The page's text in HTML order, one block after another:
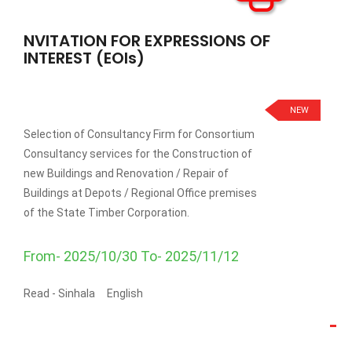
NVITATION FOR EXPRESSIONS OF
INTEREST (EOIs)
NEW
Selection of Consultancy Firm for Consortium
Consultancy services for the Construction of
new Buildings and Renovation / Repair of
Buildings at Depots / Regional Office premises
of the State Timber Corporation.
From- 2025/10/30 To- 2025/11/12
Read - Sinhala English